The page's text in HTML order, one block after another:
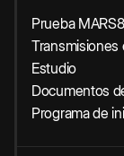
Prueba MARS8
Transmisiones
Estudio
Documentos
Programa de